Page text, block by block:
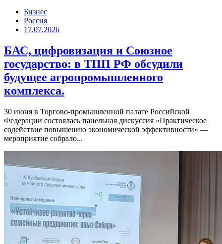
Бизнес
Россия
17.07.2026
БАС, цифровизация и Союзное
государство: в ТПП РФ обсудили
будущее агропромышленного
комплекса.
30 июня в Торгово-промышленной палате Российской
Федерации состоялась панельная дискуссия «Практическое
содействие повышению экономической эффективности» —
мероприятие собрало...